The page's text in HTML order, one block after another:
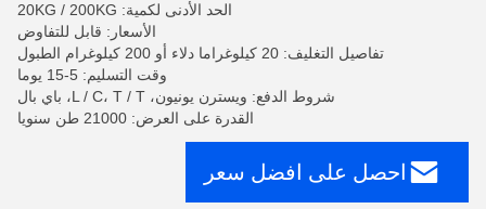
الحد الأدنى لكمية: 20KG / 200KG
الأسعار: قابل للتفاوض
تفاصيل التغليف: 20 كيلوغراما دلاء أو 200 كيلوغرام الطبول
وقت التسليم: 5-15 يوما
شروط الدفع: ويسترن يونيون، L / C، T / T، باي بال
القدرة على العرض: 21000 طن سنويا
احصل على افضل سعر